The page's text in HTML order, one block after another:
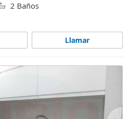
2 Baños
Llamar